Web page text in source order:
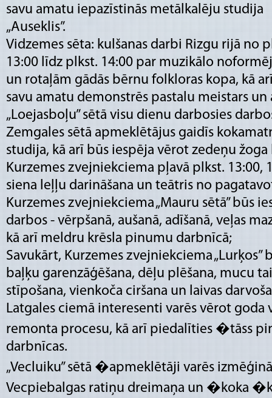
savu amatu iepazīstinās metālkalēju studija
„Auseklis”.
Vidzemes sēta: kulšanas darbi Rizgu rijā no
13:00 līdz plkst. 14:00 par muzikālo
un rotaļām gādās bērnu folkloras kopa, kā
savu amatu demonstrēs pastalu meistars un
„Loejasboļu” sētā visu dienu darbosies
Zemgales sētā apmeklētājus gaidīs
studija, kā arī būs iespēja vērot zedeņu žoga
Kurzemes zvejniekciema pļavā plkst. 13:00,
siena leļļu darināšana un teātris no
Kurzemes zvejniekciema „Mauru sētā” būs
darbos - vērpšanā, aušanā, adīšanā, veļas
kā arī meldru krēsla pinumu darbnīcā;
Savukārt, Kurzemes zvejniekciema „Lurķos”
baļķu garenzāģēšana, dēļu plēšana, mucu
stīpošana, vienkoča ciršana un laivas
Latgales ciemā interesenti varēs vērot goda
remonta procesu, kā arī piedalīties �tāss
darbnīcas.
„Vecluiku” sētā �apmeklētāji varēs
Vecpiebalgas ratiņu dreimaņa un �koka